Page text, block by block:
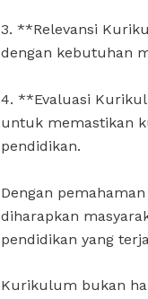
3. **Relevansi
dengan kebutuhan
4. **Evaluasi
untuk memastikan
pendidikan.
Dengan
diharapkan
pendidikan yang
Kurikulum bukan